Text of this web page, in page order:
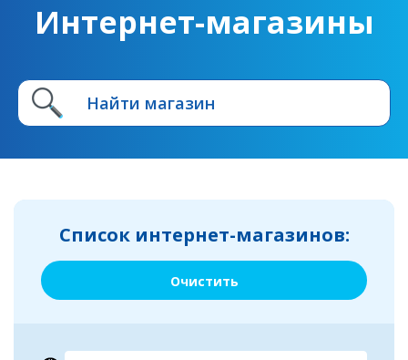
Интернет-магазины
Список интернет-магазинов:
Очистить